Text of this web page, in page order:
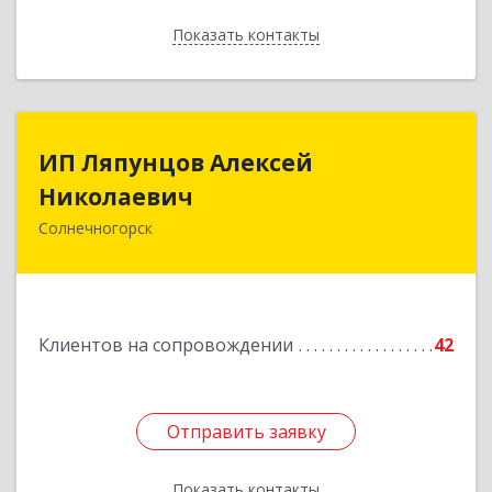
Показать контакты
Назад
ИП Ляпунцов Алексей
Николаевич
Солнечногорск
Клиентов на сопровождении 42
Отправить заявку
ИП Ляпунцов Алексей
Николаевич
Отправить заявку